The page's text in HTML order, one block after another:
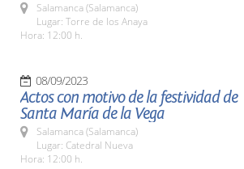
Salamanca (Salamanca)
Lugar: Torre de los Anaya
Hora: 12:00 h.
08/09/2023
Actos con motivo de la festividad de
Santa María de la Vega
Salamanca (Salamanca)
Lugar: Catedral Nueva
Hora: 12:00 h.